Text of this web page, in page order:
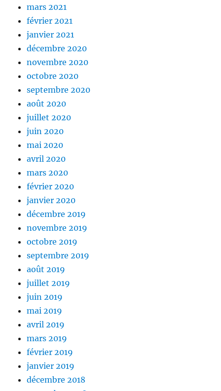
mars 2021
février 2021
janvier 2021
décembre 2020
novembre 2020
octobre 2020
septembre 2020
août 2020
juillet 2020
juin 2020
mai 2020
avril 2020
mars 2020
février 2020
janvier 2020
décembre 2019
novembre 2019
octobre 2019
septembre 2019
août 2019
juillet 2019
juin 2019
mai 2019
avril 2019
mars 2019
février 2019
janvier 2019
décembre 2018